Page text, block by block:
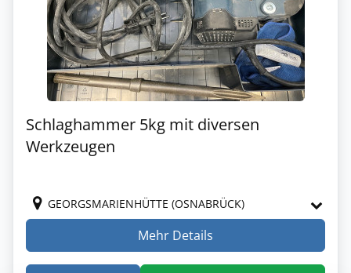
Schlaghammer 5kg mit diversen
Werkzeugen
GEORGSMARIENHÜTTE (OSNABRÜCK)
Mehr Details